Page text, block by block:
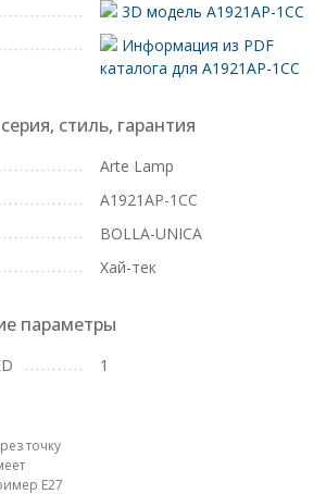
3D модель A1921AP-1CC
Информация из PDF
каталога для A1921AP-1CC
стиль, гарантия
Arte Lamp
A1921AP-1CC
BOLLA-UNICA
Хай-тек
параметры
1
точку
E27